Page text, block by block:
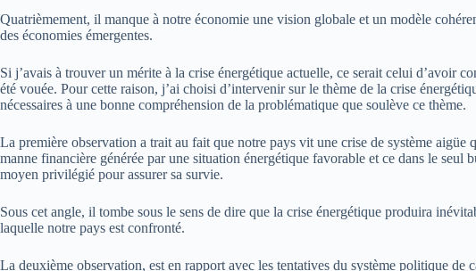
Quatrièmement, il manque à notre économie une vision globale et un modèle
des économies émergentes.
Si j’avais à trouver un mérite à la crise énergétique actuelle, ce serait celui d’avoir
été vouée. Pour cette raison, j’ai choisi d’intervenir sur le thème de la crise
nécessaires à une bonne compréhension de la problématique que soulève ce thème.
La première observation a trait au fait que notre pays vit une crise de système
manne financière générée par une situation énergétique favorable et ce dans le
moyen privilégié pour assurer sa survie.
Sous cet angle, il tombe sous le sens de dire que la crise énergétique produira
laquelle notre pays est confronté.
La deuxième observation, est en rapport avec les tentatives du système politique de